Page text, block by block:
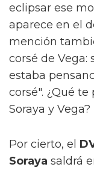
eclipsar ese
aparece en el
mención
corsé de Vega:
estaba
corsé". ¿Qué
Soraya y Vega?
Por cierto, el
Soraya saldrá